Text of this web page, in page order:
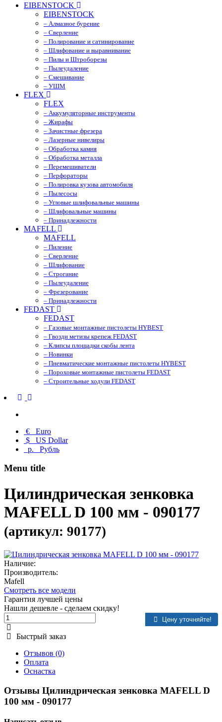
EIBENSTOCK
EIBENSTOCK
– Алмазное бурение
– Сверление
– Полирование и сатинирование
– Шлифование и выравнивание
– Пилы и Штроборезы
– Пылеудаление
– Смешивание
– УШМ
FLEX
FLEX
– Аккумуляторные инструменты
– Жирафы
– Зачистные фрезера
– Лазерные нивелиры
– Обработка камня
– Обработка металла
– Перемешиватели
– Перфораторы
– Полировка кузова автомобиля
– Пылесосы
– Угловые шлифовальные машины
– Шлифовальные машины
– Принадлежности
MAFELL
MAFELL
– Пиление
– Сверление
– Шлифование
– Строгание
– Пылеудаление
– Фрезерование
– Принадлежности
FEDAST
FEDAST
– Газовые монтажные пистолеты HYBEST
– Гвозди метизы крепеж FEDAST
– Клипсы площадки скобы лента
– Новинки
– Пневматические монтажные пистолеты HYBEST
– Пороховые монтажные пистолеты FEDAST
– Строительные ходули FEDAST
€ Euro
$ US Dollar
р. Рубль
Menu title
Цилиндрическая зенковка
MAFELL D 100 мм - 090177
(артикул: 90177)
Наличие:
Производитель:
Mafell
Смотреть все модели
Гарантия лучшей цены
Нашли дешевле - сделаем скидку!
Цену уточняйте!
Быстрый заказ
Отзывов (0)
Оплата
Оснастка
Отзывы Цилиндрическая зенковка MAFELL D
100 мм - 090177